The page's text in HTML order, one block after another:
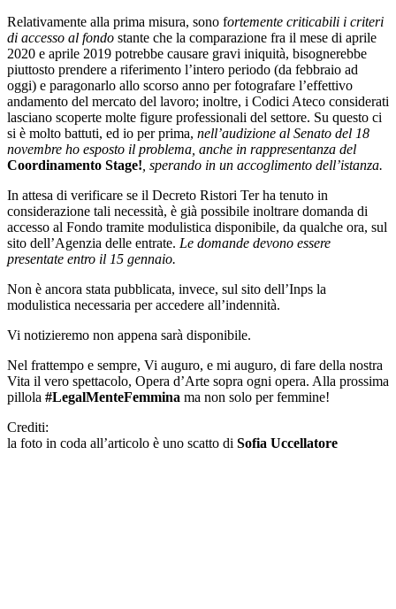
Relativamente alla prima misura, sono fortemente criticabili i criteri
di accesso al fondo stante che la comparazione fra il mese di aprile
2020 e aprile 2019 potrebbe causare gravi iniquità, bisognerebbe
piuttosto prendere a riferimento l’intero periodo (da febbraio ad
oggi) e paragonarlo allo scorso anno per fotografare l’effettivo
andamento del mercato del lavoro; inoltre, i Codici Ateco considerati
lasciano scoperte molte figure professionali del settore. Su questo ci
si è molto battuti, ed io per prima, nell’audizione al Senato del 18
novembre ho esposto il problema, anche in rappresentanza del
Coordinamento Stage! , sperando in un accoglimento dell’istanza.
In attesa di verificare se il Decreto Ristori Ter ha tenuto in
considerazione tali necessità, è già possibile inoltrare domanda di
accesso al Fondo tramite modulistica disponibile, da qualche ora, sul
sito dell’Agenzia delle entrate. Le domande devono essere
presentate entro il 15 gennaio.
Non è ancora stata pubblicata, invece, sul sito dell’Inps la
modulistica necessaria per accedere all’indennità.
Vi notizieremo non appena sarà disponibile.
Nel frattempo e sempre, Vi auguro, e mi auguro, di fare della nostra
Vita il vero spettacolo, Opera d’Arte sopra ogni opera. Alla prossima
pillola #LegalMenteFemmina ma non solo per femmine!
Crediti:
la foto in coda all’articolo è uno scatto di Sofia Uccellatore